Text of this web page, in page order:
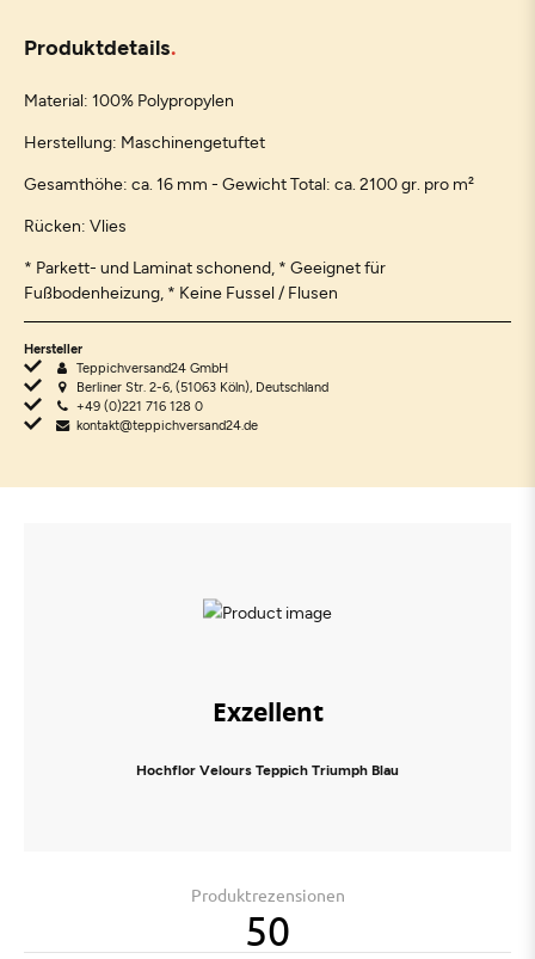
Produktdetails
Material: 100% Polypropylen
Herstellung: Maschinengetuftet
Gesamthöhe: ca. 16 mm - Gewicht Total: ca. 2100 gr. pro m²
Rücken: Vlies
* Parkett- und Laminat schonend, * Geeignet für
Fußbodenheizung, * Keine Fussel / Flusen
Hersteller
Teppichversand24 GmbH
Berliner Str. 2-6, (51063 Köln), Deutschland
+49 (0)221 716 128 0
kontakt@teppichversand24.de
Exzellent
Hochflor Velours Teppich Triumph Blau
Produktrezensionen
50